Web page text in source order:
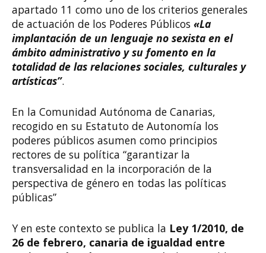
apartado 11 como uno de los criterios generales
de actuación de los Poderes Públicos «La
implantación de un lenguaje no sexista en el
ámbito administrativo y su fomento en la
totalidad de las relaciones sociales, culturales y
artísticas”.
En la Comunidad Autónoma de Canarias,
recogido en su Estatuto de Autonomía los
poderes públicos asumen como principios
rectores de su política “garantizar la
transversalidad en la incorporación de la
perspectiva de género en todas las políticas
públicas”
Y en este contexto se publica la Ley 1/2010, de
26 de febrero, canaria de igualdad entre